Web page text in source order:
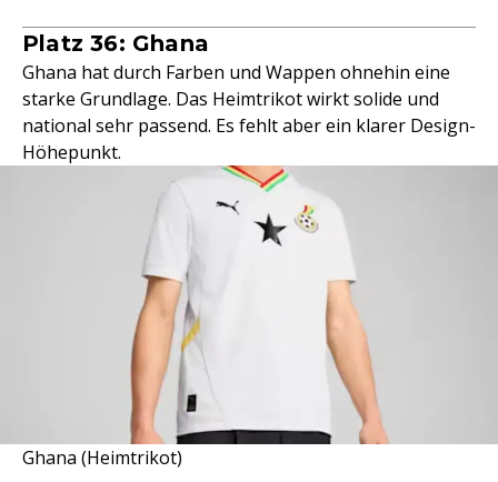
Platz 36: Ghana
Ghana hat durch Farben und Wappen ohnehin eine
starke Grundlage. Das Heimtrikot wirkt solide und
national sehr passend. Es fehlt aber ein klarer Design-
Höhepunkt.
Ghana (Heimtrikot)